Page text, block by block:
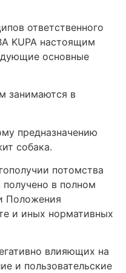
ответственного
KUPA настоящим
основные
занимаются в
предназначению
собака.
потомства
в полном
Положения
и иных нормативных
влияющих на
и пользовательские